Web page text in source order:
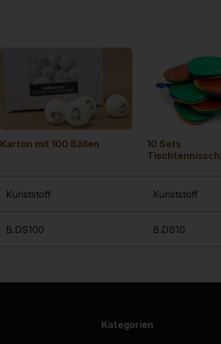
Karton mit 100 Bällen
10 Sets
Kunststoff
B.DS100
Kunststoff
B.DS10
Kategorien